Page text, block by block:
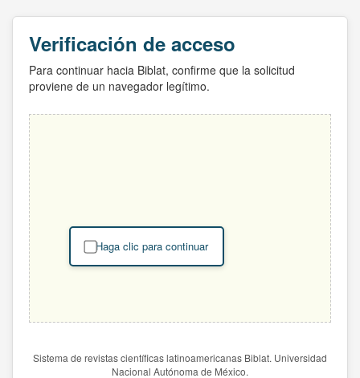
Verificación de acceso
Para continuar hacia Biblat, confirme que la solicitud
proviene de un navegador legítimo.
Haga clic para continuar
Sistema de revistas científicas latinoamericanas Biblat. Universidad
Nacional Autónoma de México.